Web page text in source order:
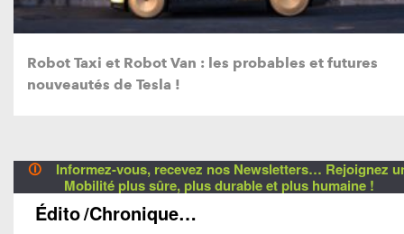
Robot Taxi et Robot Van : les probables et futures
nouveautés de Tesla !
🛈
Informez-vous, recevez nos Newsletters… Rejoignez
Mobilité plus sûre, plus durable et plus humaine !
Édito/Chronique…